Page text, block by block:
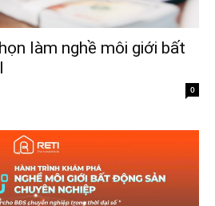
làm nghề môi giới bất
0